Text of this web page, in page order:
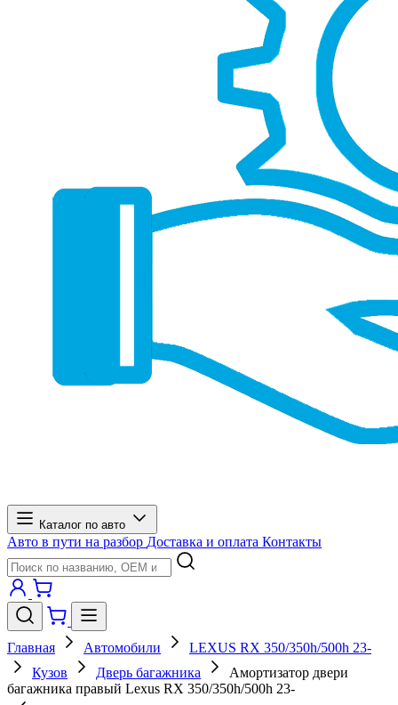
Каталог по авто
Авто в пути на разбор Доставка и оплата Контакты
Главная Автомобили
LEXUS RX 350/350h/500h 23-
Кузов
Дверь багажника
Амортизатор двери
багажника правый Lexus RX 350/350h/500h 23-